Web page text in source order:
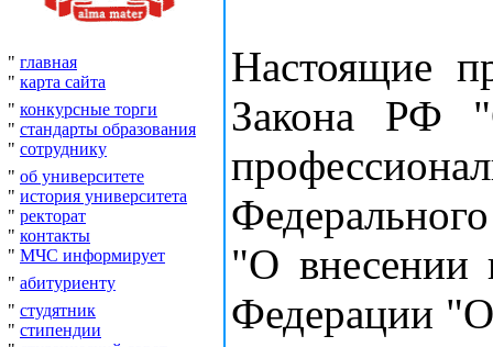
" главная
" карта сайта
" конкурсные торги
" стандарты образования
" сотруднику
" об университете
" история университета
" ректорат
" контакты
" МЧС информирует
" абитуриенту
" студятник
" стипендии
Настоящие
Закона РФ
"О внесении
Федерации